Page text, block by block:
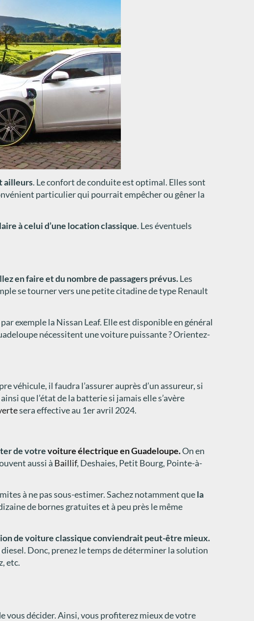
ailleurs. Le confort de conduite est optimal. Elles sont
particulier qui pourrait empêcher ou gêner la
à celui d’une location classique. Les éventuels
en faire et du nombre de passagers prévus.Les
se tourner vers une petite citadine de type Renault
exemple la Nissan Leaf. Elle est disponible en général
nécessitent une voiture puissante ? Orientez-
véhicule, il faudra l’assurer auprès d’un assureur, si
que l’état de la batterie si jamais elle s’avère
sera effective au 1er avril 2024.
de votrevoiture électrique en Guadeloupe.On en
aussi à Baillif, Deshaies, Petit Bourg, Pointe-à-
à ne pas sous-estimer. Sachez notamment quela
de bornes gratuites et à peu près le même
de voiture classique conviendrait peut-être mieux.
diesel. Donc, prenez le temps de déterminer la solution
etc.
vous décider. Ainsi, vous profiterez mieux de votre